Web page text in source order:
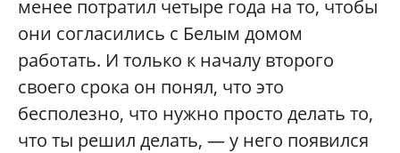
менее потратил четыре года на то, чтобы
они согласились с Белым домом
работать. И только к началу второго
своего срока он понял, что это
бесполезно, что нужно просто делать то,
что ты решил делать, — у него появился